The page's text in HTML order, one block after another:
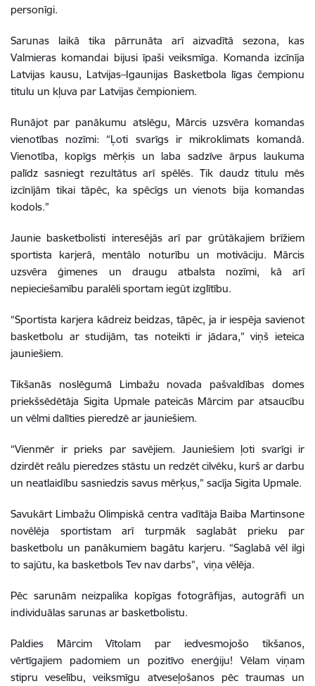
personīgi.
Sarunas laikā tika pārrunāta arī aizvadītā sezona, kas
Valmieras komandai bijusi īpaši veiksmīga. Komanda izcīnīja
Latvijas kausu, Latvijas–Igaunijas Basketbola līgas čempionu
titulu un kļuva par Latvijas čempioniem.
Runājot par panākumu atslēgu, Mārcis uzsvēra komandas
vienotības nozīmi: “Ļoti svarīgs ir mikroklimats komandā.
Vienotība, kopīgs mērķis un laba sadzīve ārpus laukuma
palīdz sasniegt rezultātus arī spēlēs. Tik daudz titulu mēs
izcīnījām tikai tāpēc, ka spēcīgs un vienots bija komandas
kodols.”
Jaunie basketbolisti interesējās arī par grūtākajiem brīžiem
sportista karjerā, mentālo noturību un motivāciju. Mārcis
uzsvēra ģimenes un draugu atbalsta nozīmi, kā arī
nepieciešamību paralēli sportam iegūt izglītību.
“Sportista karjera kādreiz beidzas, tāpēc, ja ir iespēja savienot
basketbolu ar studijām, tas noteikti ir jādara,” viņš ieteica
jauniešiem.
Tikšanās noslēgumā Limbažu novada pašvaldības domes
priekšsēdētāja Sigita Upmale pateicās Mārcim par atsaucību
un vēlmi dalīties pieredzē ar jauniešiem.
“Vienmēr ir prieks par savējiem. Jauniešiem ļoti svarīgi ir
dzirdēt reālu pieredzes stāstu un redzēt cilvēku, kurš ar darbu
un neatlaidību sasniedzis savus mērķus,” sacīja Sigita Upmale.
Savukārt Limbažu Olimpiskā centra vadītāja Baiba Martinsone
novēlēja sportistam arī turpmāk saglabāt prieku par
basketbolu un panākumiem bagātu karjeru. “Saglabā vēl ilgi
to sajūtu, ka basketbols Tev nav darbs”, viņa vēlēja.
Pēc sarunām neizpalika kopīgas fotogrāfijas, autogrāfi un
individuālas sarunas ar basketbolistu.
Paldies Mārcim Vītolam par iedvesmojošo tikšanos,
vērtīgajiem padomiem un pozitīvo enerģiju! Vēlam viņam
stipru veselību, veiksmīgu atveseļošanos pēc traumas un